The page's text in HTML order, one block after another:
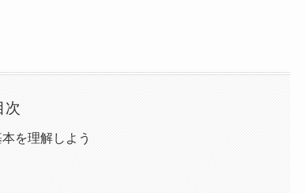
次
を理解しよう